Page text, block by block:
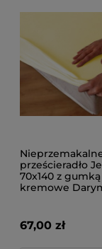
prześcieradło
70x140 z gumką
kremowe
67,00 zł